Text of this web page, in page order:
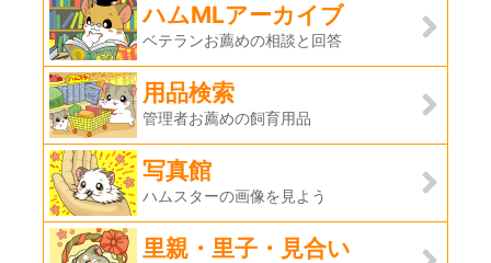
ハムMLアーカイブ
ベテランお薦めの相談と回答
用品検索
管理者お薦めの飼育用品
写真館
ハムスターの画像を見よう
里親・里子・見合い